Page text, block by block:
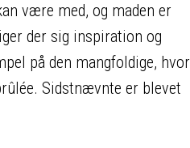
være med, og maden er
der sig inspiration og
på den mangfoldige, hvor
Sidstnævnte er blevet